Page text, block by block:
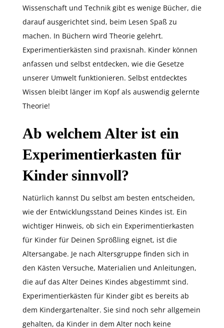
Wissenschaft und Technik gibt es wenige Bücher, die
darauf ausgerichtet sind, beim Lesen Spaß zu
machen. In Büchern wird Theorie gelehrt.
Experimentierkästen sind praxisnah. Kinder können
anfassen und selbst entdecken, wie die Gesetze
unserer Umwelt funktionieren. Selbst entdecktes
Wissen bleibt länger im Kopf als auswendig gelernte
Theorie!
Ab welchem Alter ist ein
Experimentierkasten für
Kinder sinnvoll?
Natürlich kannst Du selbst am besten entscheiden,
wie der Entwicklungsstand Deines Kindes ist. Ein
wichtiger Hinweis, ob sich ein Experimentierkasten
für Kinder für Deinen Sprößling eignet, ist die
Altersangabe. Je nach Altersgruppe finden sich in
den Kästen Versuche, Materialien und Anleitungen,
die auf das Alter Deines Kindes abgestimmt sind.
Experimentierkästen für Kinder gibt es bereits ab
dem Kindergartenalter. Sie sind noch sehr allgemein
gehalten, da Kinder in dem Alter noch keine